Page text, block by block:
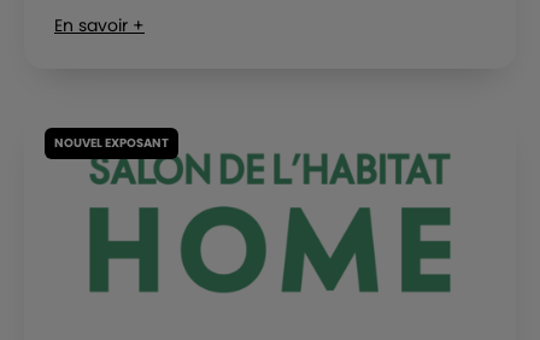
En savoir +
NOUVEL EXPOSANT